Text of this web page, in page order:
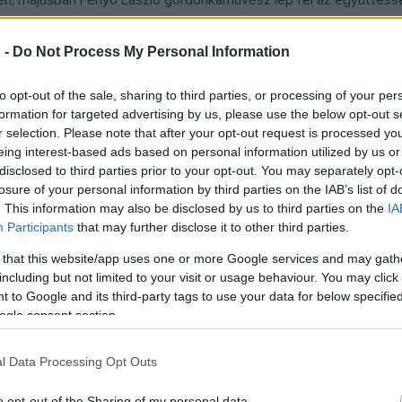
- Do Not Process My Personal Information
opt-out of the sale, sharing to third parties, or processing of your
for targeted advertising by us, please use the below opt-out
selection. Please note that after your opt-out request is processed
interest-based ads based on personal information utilized by us
to third parties prior to your opt-out. You may separately
of your personal information by third parties on the IAB’s list of
This information may also be disclosed by us to third parties on the
Participants that may further disclose it to other third parties.
that this website/app uses one or more Google services and may
but not limited to your visit or usage behaviour. You may
to Google and its third-party tags to use your data for below
consent section.
Data Processing Opt Outs
Bogányi Tibor vezető és Vass András
Christian Schumannt és Kobajasi Kenicsirót is.
Fesztivál meghívásának tesz eleget, majd nem sokkal
Luzernbe, Hamburgba, Zürichbe, Genfbe, ahol közel
szimfonikus zenekara, a Berlini Filharmonikusok
Tibor vezető karmester dirigálásával. ?Egy előadó-
2003-ben fogalmaztuk meg, és akkor függesztettük ki a
kell a munkánkat folytatni. A tetején az állt: Berlini
a december 8-i turnébemutató válogatáskoncerten